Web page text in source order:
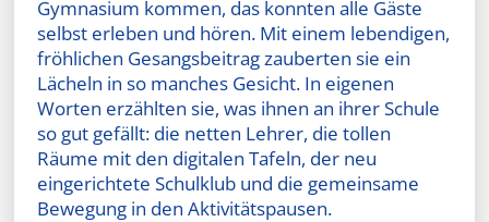
Gymnasium kommen, das konnten alle Gäste
selbst erleben und hören. Mit einem lebendigen,
fröhlichen Gesangsbeitrag zauberten sie ein
Lächeln in so manches Gesicht. In eigenen
Worten erzählten sie, was ihnen an ihrer Schule
so gut gefällt: die netten Lehrer, die tollen
Räume mit den digitalen Tafeln, der neu
eingerichtete Schulklub und die gemeinsame
Bewegung in den Aktivitätspausen.